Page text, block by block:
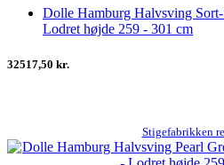
Dolle Hamburg Halvsving
Lodret højde 259 - 301 cm
32517,50 kr.
Stigefabrikken